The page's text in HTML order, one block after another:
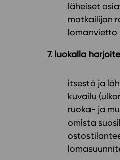
läheiset
matkailijan
lomanvietto
7. luokalla
itsestä ja
kuvailu
ruoka- ja
omista